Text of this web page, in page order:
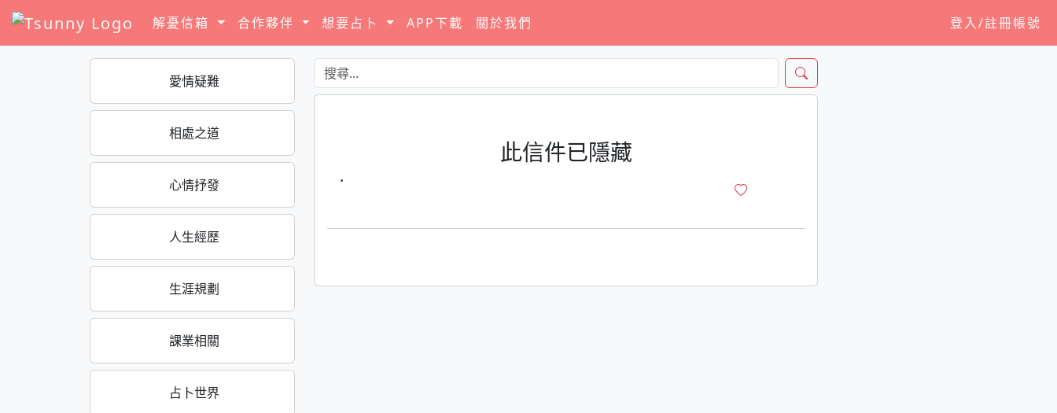
解憂信箱 合作夥伴 想要占卜 APP下載 關於我們 登入/註冊帳號
愛情疑難
相處之道
心情抒發
人生經歷
生涯規劃
課業相關
占卜世界
此信件已隱藏
·